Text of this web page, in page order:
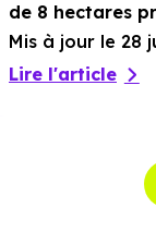
de 8 hectares
Mis à jour le 28
Lire l'article